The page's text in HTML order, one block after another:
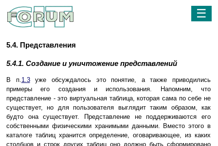
☰
5.4. Представления
5.4.1. Создание и уничтожение представлений
В п.1.3уже обсуждалось это понятие, а также приводились
примеры его создания и использования. Напомним, что
представление - это виртуальная таблица, которая сама по себе не
существует, но для пользователя выглядит таким образом, как
будто она существует. Представление не поддерживаются его
собственными физическими хранимыми данными. Вместо этого в
каталоге таблиц хранится определение, оговаривающее, из каких
столбцов и строк других таблиц оно должно быть сформировано